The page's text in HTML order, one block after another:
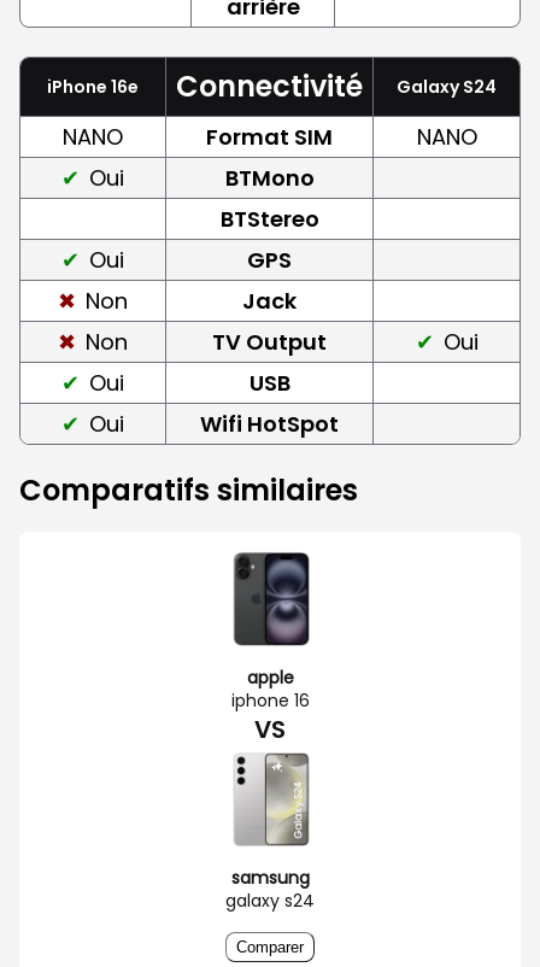
arrière
iPhone 16e Connectivité Galaxy S24
NANO Format SIM
NANO
Oui
BTMono
BTStereo
Oui
GPS
Non
Jack
Non
TV Output
Oui
Oui
USB
Oui
Wifi HotSpot
Comparatifs similaires
apple
iphone 16
VS
samsung
galaxy s24
Comparer